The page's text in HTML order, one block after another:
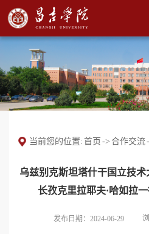
当前您的位置: 首页 -> 合作交流
乌兹别克斯坦塔什干国立技
长孜克里拉耶夫·哈如拉
发布日期：2024-06-29